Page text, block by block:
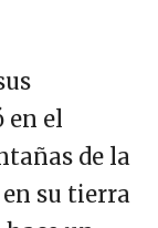
en el
de la
su tierra